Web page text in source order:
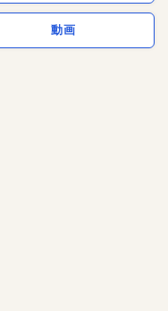
動画